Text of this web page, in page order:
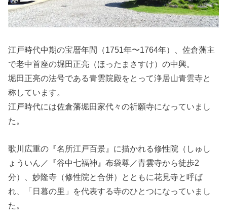
江戸時代中期の宝暦年間（1751年〜1764年）、佐倉藩主
で老中首座の堀田正亮（ほったまさすけ）の中興。
堀田正亮の法号である青雲院殿をとって浄居山青雲寺と
称しています。
江戸時代には佐倉藩堀田家代々の祈願寺になっていまし
た。
歌川広重の『名所江戸百景』に描かれる修性院（しゅし
ょういん／『谷中七福神』布袋尊／青雲寺から徒歩2
分）、妙隆寺（修性院と合併）とともに花見寺と呼ば
れ、「日暮の里」を代表する寺のひとつになっていまし
た。